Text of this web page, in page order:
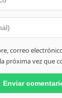
correo
próxima vez que